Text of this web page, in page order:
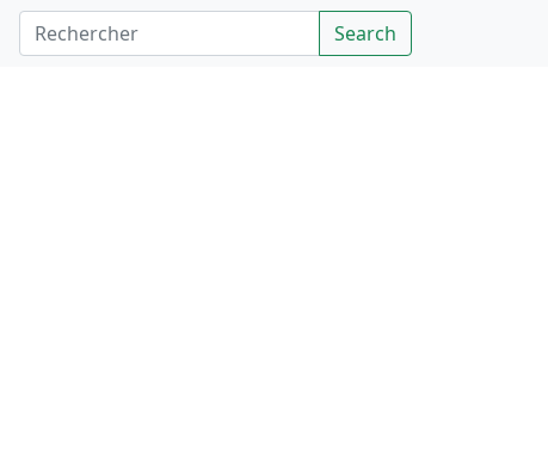
Rechercher
Search